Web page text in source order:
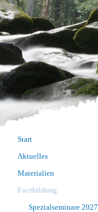
Start
Aktuelles
Materialien
Fortbildung
Spezialseminare 2027